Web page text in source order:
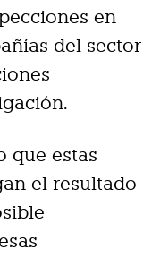
en
del sector
que estas
el resultado